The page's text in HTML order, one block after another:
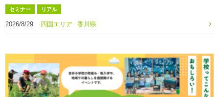
セミナー リアル
2026/8/29 四国エリア 香川県